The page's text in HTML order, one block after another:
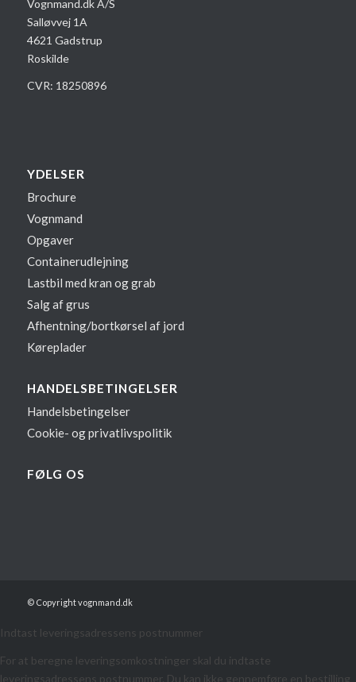
Vognmand.dk A/S
Salløvvej 1A
4621 Gadstrup
Roskilde
CVR: 18250896
YDELSER
Brochure
Vognmand
Opgaver
Containerudlejning
Lastbil med kran og grab
Salg af grus
Afhentning/bortkørsel af jord
Køreplader
HANDELSBETINGELSER
Handelsbetingelser
Cookie- og privatlivspolitik
FØLG OS
© Copyright vognmand.dk
Indtast leveringsadressens postnummer
For at beregne leveringsomkostninger skal du indtaste
leveringsadressens postnummer. Du kan ikke gennemføre en bestilling